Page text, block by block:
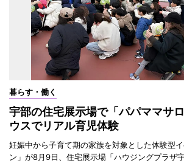
暮らす・働く
宇部の住宅展示場で「パパママサ
ウスでリアル育児体験
妊娠中から子育て期の家族を対象とした体験型
ン」が8月9日、住宅展示場「ハウジングプラザ